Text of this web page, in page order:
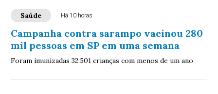
Saúde Há 10 horas
Campanha contra sarampo vacinou 280
mil pessoas em SP em uma semana
Foram imunizadas 32.501 crianças com menos de um ano